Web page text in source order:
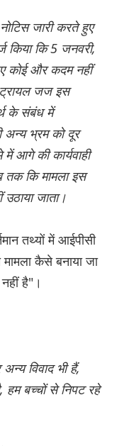
जारी करते हुए
किया कि 5 जनवरी,
कोई और कदम नहीं
ट्रायल जज इस
के संबंध में
अन्य भ्रम को दूर
आगे की कार्यवाही
तक कि मामला इस
उठाया जाता।
तथ्यों में आईपीसी
कैसे बनाया जा
है"।
विवाद भी हैं,
हम बच्चों से निपट रहे